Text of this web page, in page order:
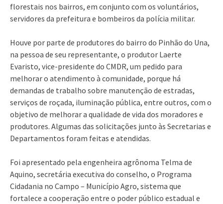
florestais nos bairros, em conjunto com os voluntários,
servidores da prefeitura e bombeiros da polícia militar.
Houve por parte de produtores do bairro do Pinhão do Una,
na pessoa de seu representante, o produtor Laerte
Evaristo, vice-presidente do CMDR, um pedido para
melhorar o atendimento à comunidade, porque há
demandas de trabalho sobre manutenção de estradas,
serviços de roçada, iluminação pública, entre outros, com o
objetivo de melhorar a qualidade de vida dos moradores e
produtores. Algumas das solicitações junto às Secretarias e
Departamentos foram feitas e atendidas.
Foi apresentado pela engenheira agrônoma Telma de
Aquino, secretária executiva do conselho, o Programa
Cidadania no Campo – Município Agro, sistema que
fortalece a cooperação entre o poder público estadual e